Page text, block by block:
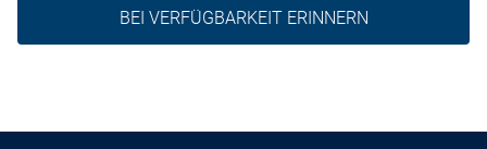
BEI VERFÜGBARKEIT ERINNERN